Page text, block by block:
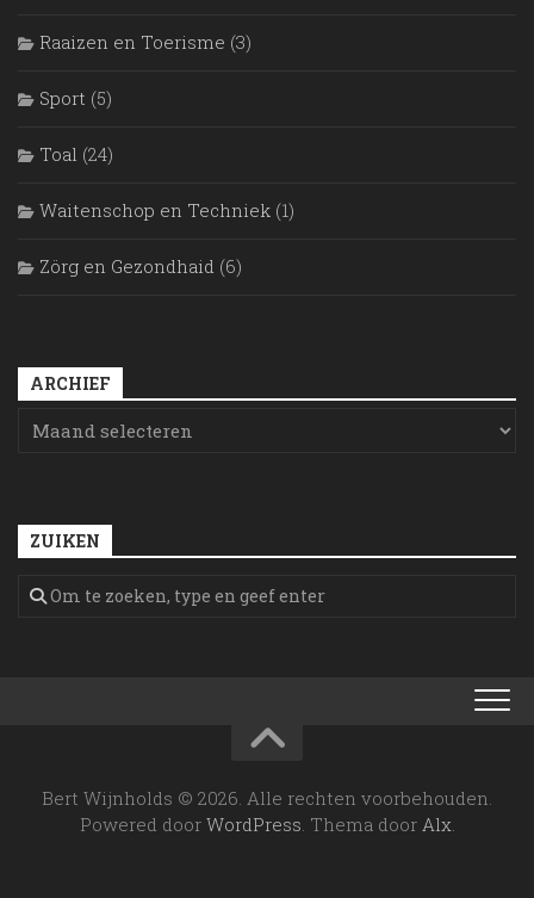
Raaizen en Toerisme (3)
Sport (5)
Toal (24)
Waitenschop en Techniek (1)
Zörg en Gezondhaid (6)
ARCHIEF
ZUIKEN
Bert Wijnholds © 2026. Alle rechten voorbehouden.
Powered door WordPress. Thema door Alx.